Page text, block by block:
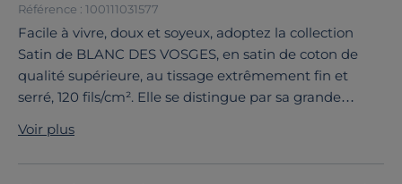
Référence : 100111031577
Facile à vivre, doux et soyeux, adoptez la collection
Satin de BLANC DES VOSGES, en satin de coton de
qualité supérieure, au tissage extrêmement fin et
serré, 120 fils/cm². Elle se distingue par sa grande
drap housse se décline dans une large palette de
coloris, pour se coordonner avec toutes vos parures
Voir plus